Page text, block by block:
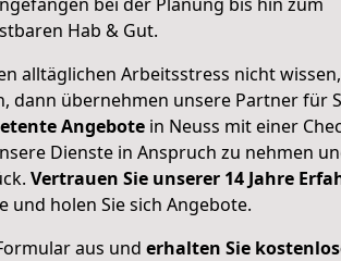
Hab & Gut.
alltäglichen Arbeitsstress nicht
dann übernehmen unsere Partner für
Angebote in Neuss mit einer
Dienste in Anspruch zu nehmen
Vertrauen Sie unserer 14 Jahre
und holen Sie sich Angebote.
aus und erhalten Sie